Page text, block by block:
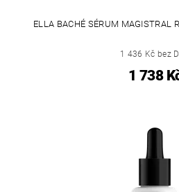
ELLA BACHÉ SÉRUM MAGISTRAL
1 436 Kč bez
1 738